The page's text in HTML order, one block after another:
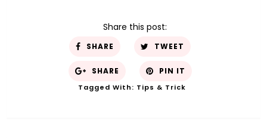
Share this post:
SHARE TWEET
SHARE PIN IT
Tagged With: Tips & Trick